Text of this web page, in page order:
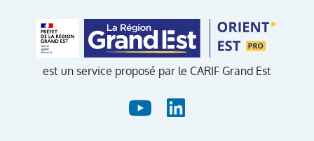
est un service proposé par le CARIF Grand Est